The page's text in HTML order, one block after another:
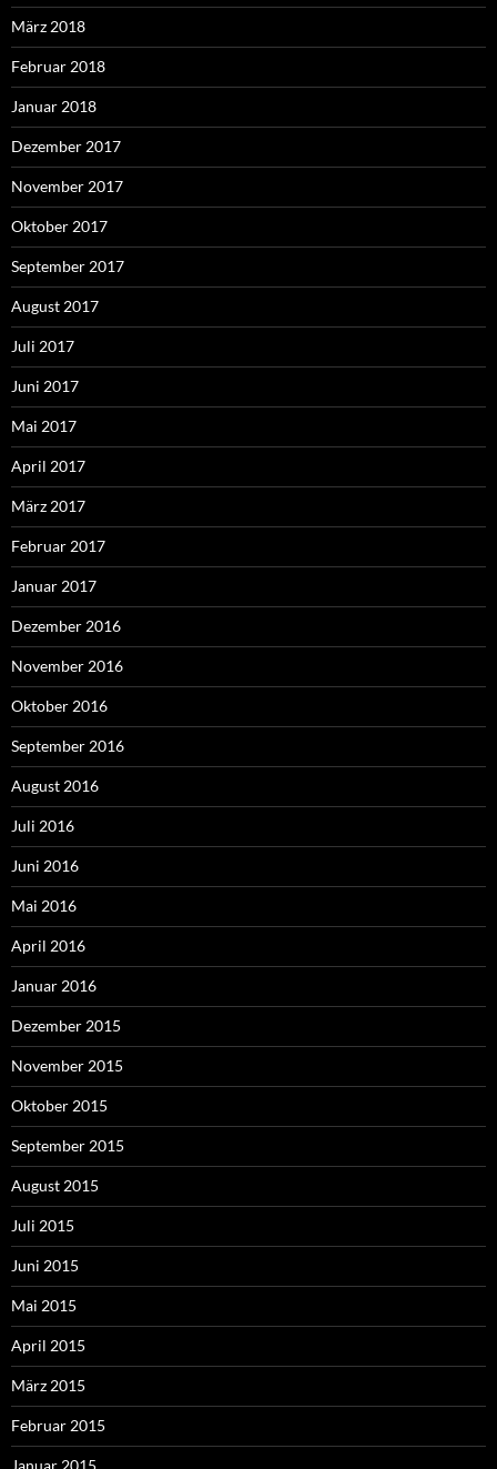
März 2018
Februar 2018
Januar 2018
Dezember 2017
November 2017
Oktober 2017
September 2017
August 2017
Juli 2017
Juni 2017
Mai 2017
April 2017
März 2017
Februar 2017
Januar 2017
Dezember 2016
November 2016
Oktober 2016
September 2016
August 2016
Juli 2016
Juni 2016
Mai 2016
April 2016
Januar 2016
Dezember 2015
November 2015
Oktober 2015
September 2015
August 2015
Juli 2015
Juni 2015
Mai 2015
April 2015
März 2015
Februar 2015
Januar 2015